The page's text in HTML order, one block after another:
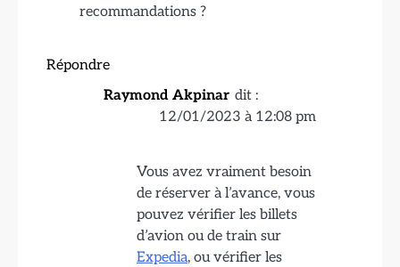
recommandations ?
Répondre
Raymond Akpinar dit :
12/01/2023 à 12:08 pm
Vous avez vraiment besoin
de réserver à l’avance, vous
pouvez vérifier les billets
d’avion ou de train sur
Expedia, ou vérifier les